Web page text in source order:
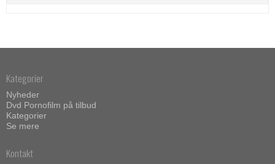
Kategorier
Nyheder
Dvd Pornofilm på tilbud
Kategorier
Se mere
Kontakt